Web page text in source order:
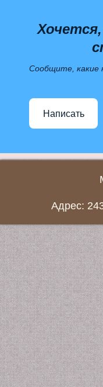
Сообщите, какие
Написать
Адрес: